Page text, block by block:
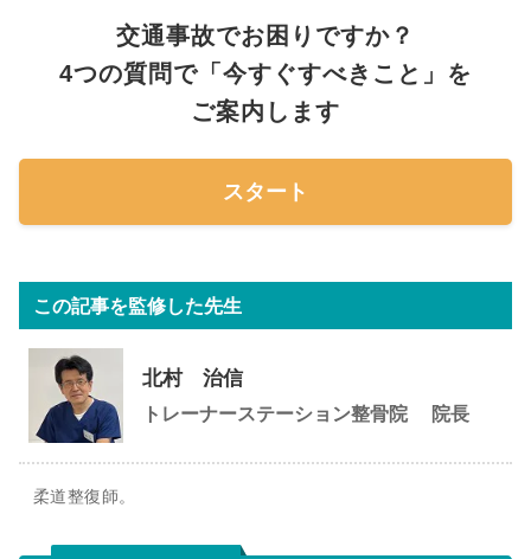
交通事故でお困りですか？
4つの質問で「今すぐすべきこと」を
ご案内します
スタート
この記事を監修した先生
北村 治信
トレーナーステーション整骨院
院長
柔道整復師。